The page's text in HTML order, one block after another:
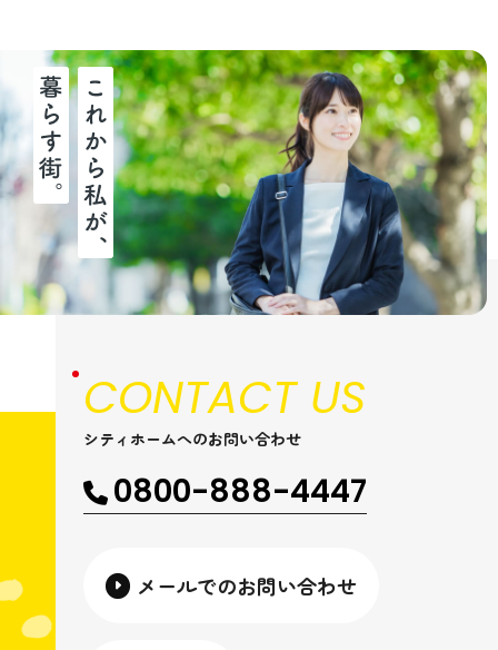
CONTACT US
シティホームへのお問い合わせ
0800-888-4447
メールでのお問い合わせ